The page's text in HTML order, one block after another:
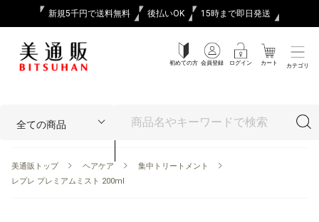
新規5千円で送料無料 後払いOK 15時まで即日発送
初めての方 会員登録 ログイン カート カテゴリ
美通販トップ ヘアケア
集中トリートメント
レプレ プレミアムミスト 200ml